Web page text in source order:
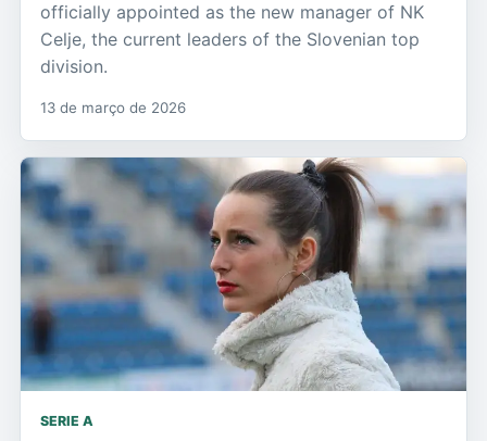
officially appointed as the new manager of NK
Celje, the current leaders of the Slovenian top
division.
13 de março de 2026
SERIE A